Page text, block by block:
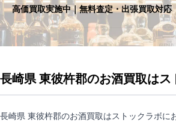
高価買取実施中｜無料査定・出張買取対応
長崎県 東彼杵郡のお酒買取はス
長崎県 東彼杵郡のお酒買取はストックラボに